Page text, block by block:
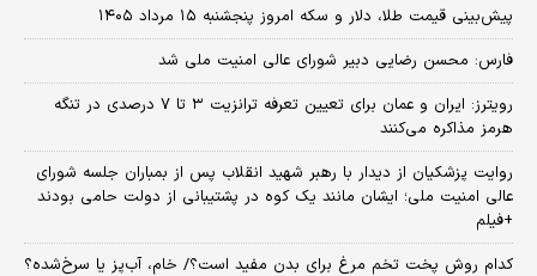
پیش‌بینی قیمت طلا، دلار و سکه امروز پنجشنبه ۱۵ مرداد ۱۴۰۵
فارس: محسن رضایی دبیر شورای عالی امنیت ملی شد
رویترز: ایران و عمان برای تعیین تعرفه ترانزیت ۳ تا ۷ درصدی در تنگه
هرمز مذاکره می‌کنند
روایت پزشکیان از دیدار با رهبر شهید انقلاب پس از بمباران جلسه شورای
عالی امنیت ملی؛ ایشان مانند یک کوه در پشتیبانی از دولت حامی بودند
+فیلم
کدام روش پخت تخم مرغ برای بدن مفید است؟/ خام، آب‌پز یا سرخ‌شده؟